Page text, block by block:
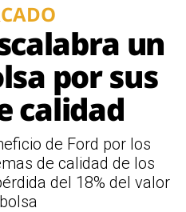
un
por sus
calidad
de Ford por los
de calidad de los
del 18% del valor